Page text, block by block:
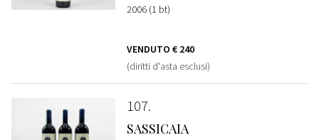
2006 (1 bt)
VENDUTO € 240
(diritti d'asta esclusi)
107
SASSICAIA